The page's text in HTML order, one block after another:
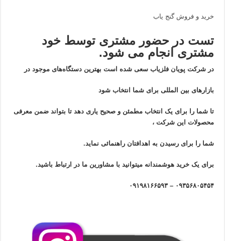
خرید و فروش گنج یاب
تست در حضور مشتری توسط خود
مشتری انجام می شود.
در شرکت پویان فلزیاب سعی شده است بهترین دستگاه‌های موجود در
بازار‌های بین المللی برای شما انتخاب شود
تا شما را برای یک انتخاب مطمئن و صحیح یاری دهد تا بتواند ضمن معرفی
محصولات این شرکت ،
شما را برای رسیدن به اهدافتان راهنمائی نماید.
برای یک خرید هوشمندانه میتوانید با مشاورین ما در ارتباط باشید.
۰۹۳۵۶۸۰۵۴۵۴ – ۰۹۱۹۸۱۶۶۵۹۳